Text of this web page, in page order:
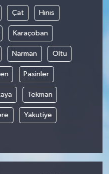
Çat Hınıs
Karaçoban
Narman Oltu
Pasinler
Tekman
Yakutiye